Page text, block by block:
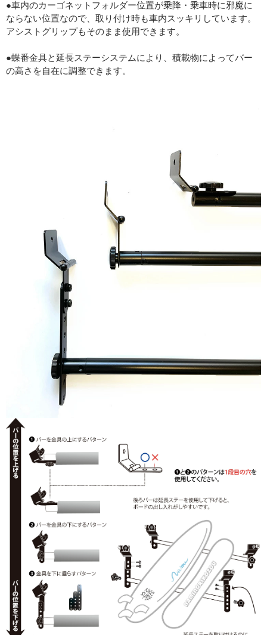
●車内のカーゴネットフォルダー位置が乗降・乗車時に邪魔に
ならない位置なので、取り付け時も車内スッキリしています。
アシストグリップもそのまま使用できます。
●蝶番金具と延長ステーシステムにより、積載物によってバー
の高さを自在に調整できます。